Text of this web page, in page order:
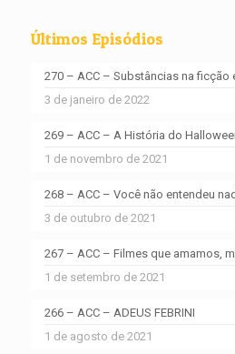
Últimos Episódios
270 – ACC – Substâncias na ficção
3 de janeiro de 2022
269 – ACC – A História do
1 de novembro de 2021
268 – ACC – Você não entendeu
3 de outubro de 2021
267 – ACC – Filmes que amamos,
1 de setembro de 2021
266 – ACC – ADEUS FEBRINI
1 de agosto de 2021